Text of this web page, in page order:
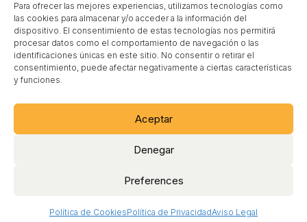
Para ofrecer las mejores experiencias, utilizamos tecnologías como
las cookies para almacenar y/o acceder a la información del
dispositivo. El consentimiento de estas tecnologías nos permitirá
procesar datos como el comportamiento de navegación o las
identificaciones únicas en este sitio. No consentir o retirar el
consentimiento, puede afectar negativamente a ciertas características
y funciones.
Aceptar
Denegar
Preferences
Política de CookiesPolítica de PrivacidadAviso Legal
Sobre nosotros
Aviso Legal
Condiciones de Uso
Política de Cookies
Política de Privacidad